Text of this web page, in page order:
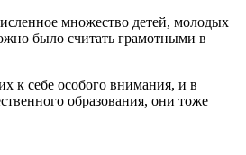
множество детей, молодых
было считать грамотными в
к себе особого внимания, и в
образования, они тоже